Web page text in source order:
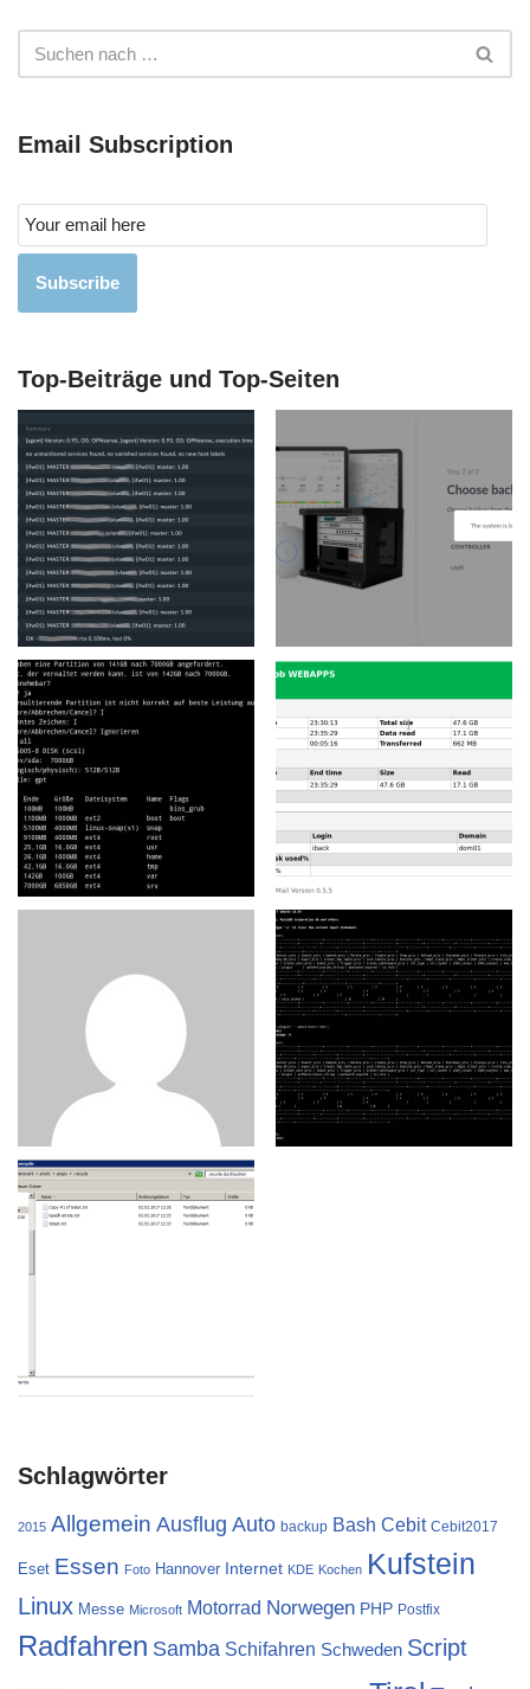
Email Subscription
Subscribe
Top-Beiträge und Top-Seiten
Schlagwörter
2015 Allgemein Ausflug Auto backup Bash Cebit Cebit2017
Eset Essen Foto Hannover Internet KDE Kochen Kufstein
Linux Messe Microsoft Motorrad Norwegen PHP Postfix
Radfahren Samba Schifahren Schweden Script